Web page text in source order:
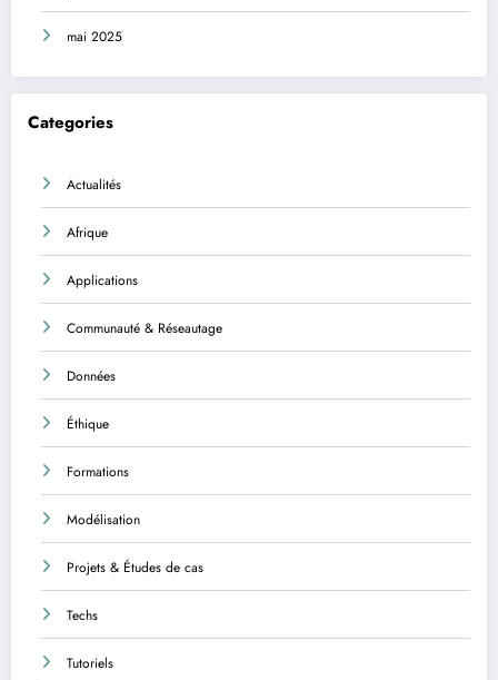
mai 2025
Categories
Actualités
Afrique
Applications
Communauté & Réseautage
Données
Éthique
Formations
Modélisation
Projets & Études de cas
Techs
Tutoriels